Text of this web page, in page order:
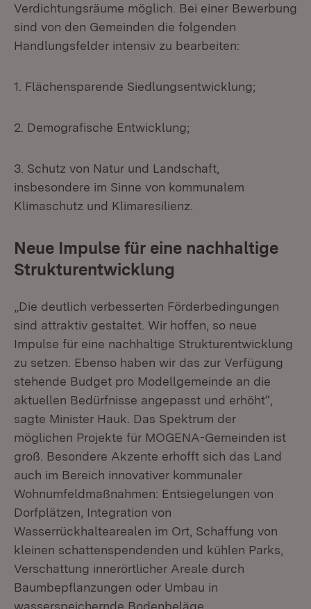
Verdichtungsräume möglich. Bei einer Bewerbung
sind von den Gemeinden die folgenden
Handlungsfelder intensiv zu bearbeiten:
1. Flächensparende Siedlungsentwicklung;
2. Demografische Entwicklung;
3. Schutz von Natur und Landschaft,
insbesondere im Sinne von kommunalem
Klimaschutz und Klimaresilienz.
Neue Impulse für eine nachhaltige
Strukturentwicklung
„Die deutlich verbesserten Förderbedingungen
sind attraktiv gestaltet. Wir hoffen, so neue
Impulse für eine nachhaltige Strukturentwicklung
zu setzen. Ebenso haben wir das zur Verfügung
stehende Budget pro Modellgemeinde an die
aktuellen Bedürfnisse angepasst und erhöht“,
sagte Minister Hauk. Das Spektrum der
möglichen Projekte für MOGENA-Gemeinden ist
groß. Besondere Akzente erhofft sich das Land
auch im Bereich innovativer kommunaler
Wohnumfeldmaßnahmen: Entsiegelungen von
Dorfplätzen, Integration von
Wasserrückhaltearealen im Ort, Schaffung von
kleinen schattenspendenden und kühlen Parks,
Verschattung innerörtlicher Areale durch
Baumbepflanzungen oder Umbau in
wasserspeichernde Bodenbeläge.